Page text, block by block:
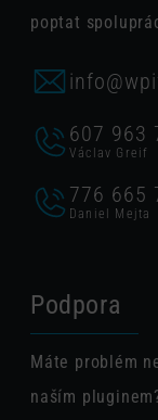
poptat
607 963
Václav Greif
776 665
Daniel Mejta
Podpora
Máte problém
naším